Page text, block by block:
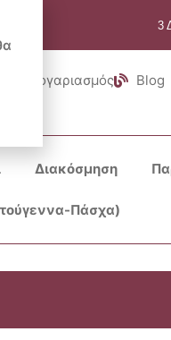
3
Λογαριασμός Blog
Διακόσμηση
Πάσχα)